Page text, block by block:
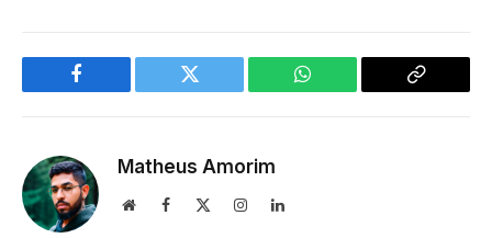
Facebook Twitter WhatsApp
Copy
Matheus Amorim
WebsiteFacebook InstagramLinkedIn